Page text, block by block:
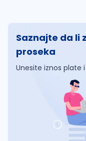
Saznajte da li
proseka
Unesite iznos plate